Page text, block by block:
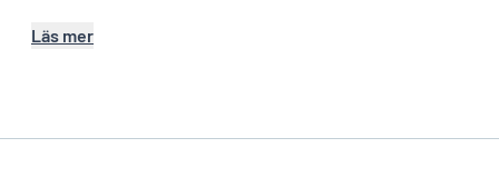
Läs mer